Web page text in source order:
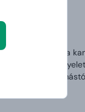
Rövidítse meg a
Ne hagyja
lenniük